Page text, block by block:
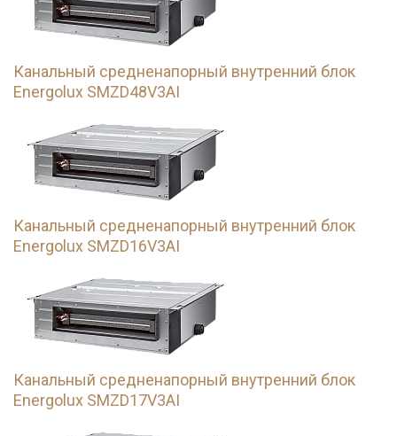
Канальный средненапорный внутренний блок
Energolux SMZD48V3AI
Канальный средненапорный внутренний блок
Energolux SMZD16V3AI
Канальный средненапорный внутренний блок
Energolux SMZD17V3AI